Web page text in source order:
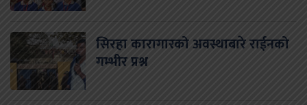
सिरहा कारागारको अवस्थाबारे राईनको
गम्भीर प्रश्न